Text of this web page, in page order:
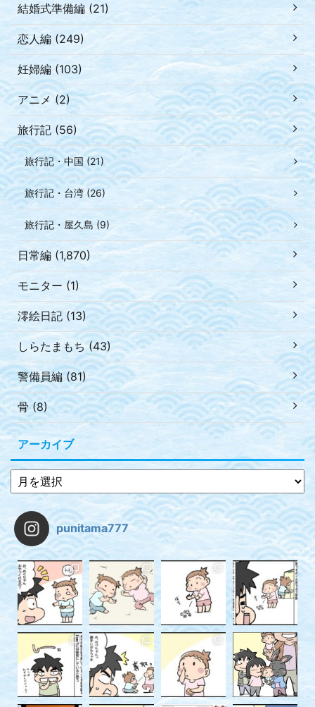
結婚式準備編 (21)
恋人編 (249)
妊婦編 (103)
アニメ (2)
旅行記 (56)
旅行記・中国 (21)
旅行記・台湾 (26)
旅行記・屋久島 (9)
日常編 (1,870)
モニター (1)
澪絵日記 (13)
しらたまもち (43)
警備員編 (81)
骨 (8)
アーカイブ
punitama777